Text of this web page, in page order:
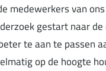
medewerkers van
gestart naar
te aan te passen
op de hoogte